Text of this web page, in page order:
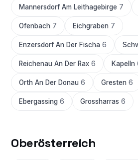
Mannersdorf Am Leithagebirge 7
Ofenbach 7 Eichgraben 7
Enzersdorf An Der Fischa 6
Reichenau An Der Rax 6 Kapelln
Orth An Der Donau 6 Gresten 6
Ebergassing 6 Grossharras 6
Oberösterreich